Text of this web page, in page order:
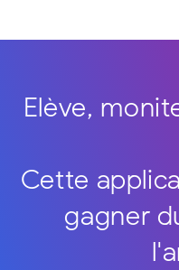
Elève,
Cette
gagner